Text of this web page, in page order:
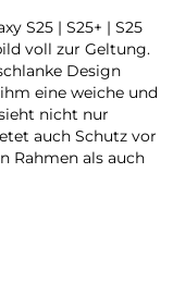
S25 | S25+ | S25
voll zur Geltung.
Design
eine weiche und
nicht nur
auch Schutz vor
Rahmen als auch